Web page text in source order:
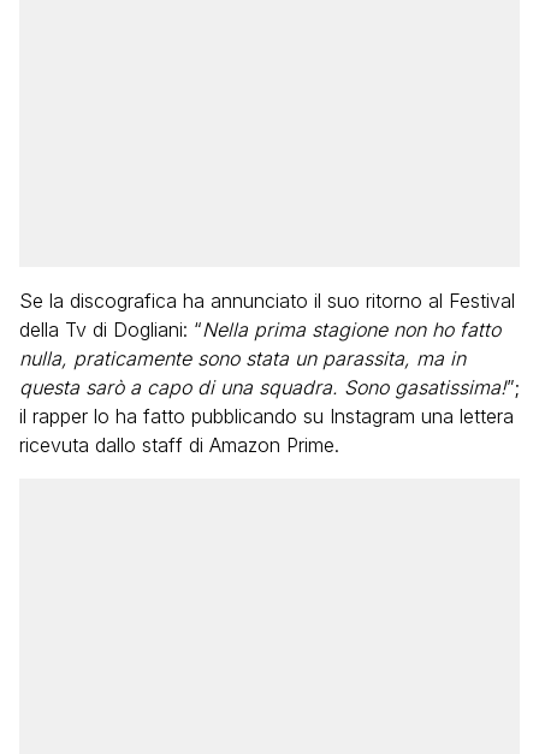
Se la discografica ha annunciato il suo ritorno al Festival
della Tv di Dogliani: “Nella prima stagione non ho fatto
nulla, praticamente sono stata un parassita, ma in
questa sarò a capo di una squadra. Sono gasatissima!”;
il rapper lo ha fatto pubblicando su Instagram una lettera
ricevuta dallo staff di Amazon Prime.